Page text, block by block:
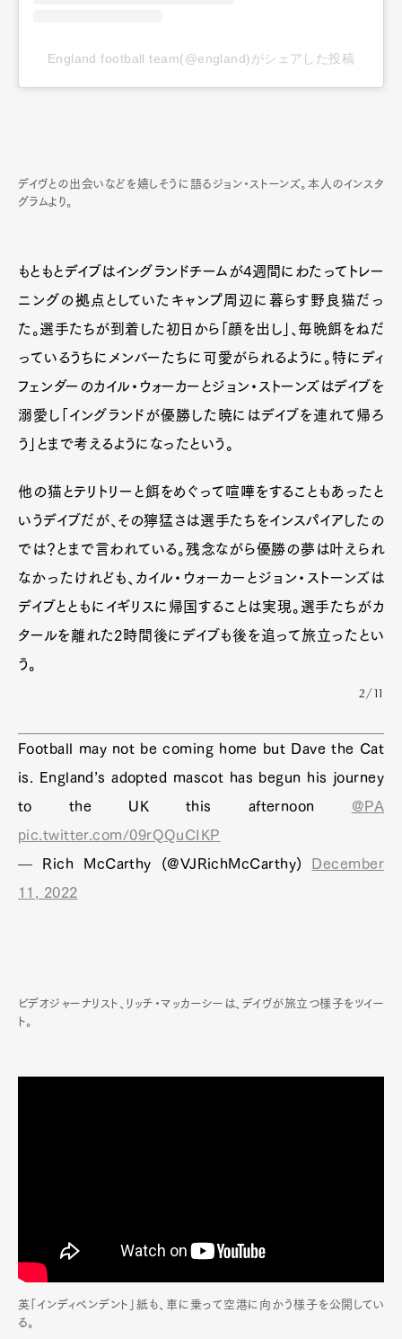
England football team(@england)がシェアした投稿
デイヴとの出会いなどを嬉しそうに語るジョン・ストーンズ。本人のインスタ
グラムより。
もともとデイブはイングランドチームが4週間にわたってトレー
ニングの拠点としていたキャンプ周辺に暮らす野良猫だっ
た。選手たちが到着した初日から「顔を出し」、毎晩餌をねだ
っているうちにメンバーたちに可愛がられるように。特にディ
フェンダーのカイル・ウォーカーとジョン・ストーンズはデイブを
溺愛し「イングランドが優勝した暁にはデイブを連れて帰ろ
う」とまで考えるようになったという。
他の猫とテリトリーと餌をめぐって喧嘩をすることもあったと
いうデイブだが、その獰猛さは選手たちをインスパイアしたの
では？とまで言われている。残念ながら優勝の夢は叶えられ
なかったけれども、カイル・ウォーカーとジョン・ストーンズは
デイブとともにイギリスに帰国することは実現。選手たちがカ
タールを離れた2時間後にデイブも後を追って旅立ったとい
う。
2/11
Football may not be coming home but Dave the Cat
is. England’s adopted mascot has begun his journey
to the UK this afternoon @PA
pic.twitter.com/09rQQuCIKP
— Rich McCarthy (@VJRichMcCarthy)
December
11, 2022
ビデオジャーナリスト、リッチ・マッカーシーは、デイヴが旅立つ様子をツイー
ト。
英「インディペンデント」紙も、車に乗って空港に向かう様子を公開してい
る。